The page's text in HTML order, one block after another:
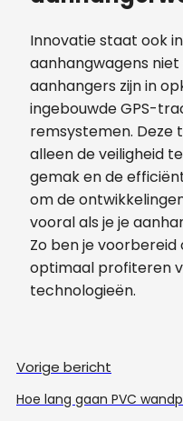
Innovatie staat ook
aanhangwagens
aanhangers zijn in
ingebouwde GPS-
remsystemen. Deze
alleen de veiligheid
gemak en de
om de
vooral als je je
Zo ben je
optimaal profiteren
technologieën.
Vorige bericht
Hoe lang gaan PVC